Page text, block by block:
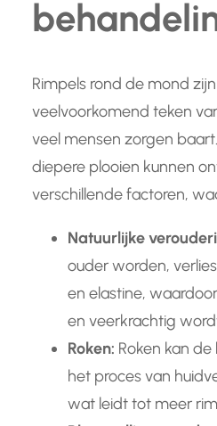
Rimpels rond de mond
veelvoorkomend teken
veel mensen zorgen
diepere plooien kunnen
verschillende factoren,
Natuurlijke
ouder worden,
en elastine,
en veerkrachtig
Roken: Roken kan
het proces van
wat leidt tot meer